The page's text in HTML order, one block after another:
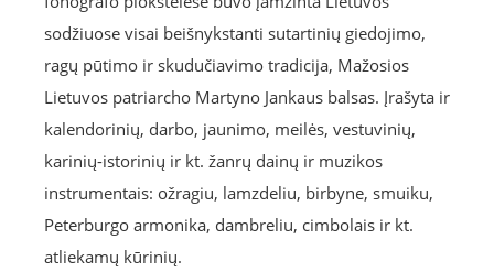
sodžiuose visai beišnykstanti sutartinių giedojimo,
ragų pūtimo ir skudučiavimo tradicija, Mažosios
Lietuvos patriarcho Martyno Jankaus balsas. Įrašyta ir
kalendorinių, darbo, jaunimo, meilės, vestuvinių,
karinių-istorinių ir kt. žanrų dainų ir muzikos
instrumentais: ožragiu, lamzdeliu, birbyne, smuiku,
Peterburgo armonika, dambreliu, cimbolais ir kt.
atliekamų kūrinių.